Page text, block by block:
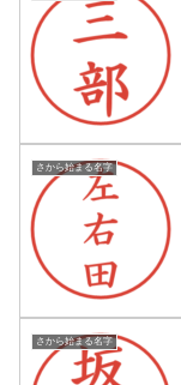
さから始まる名字
さから始まる名字